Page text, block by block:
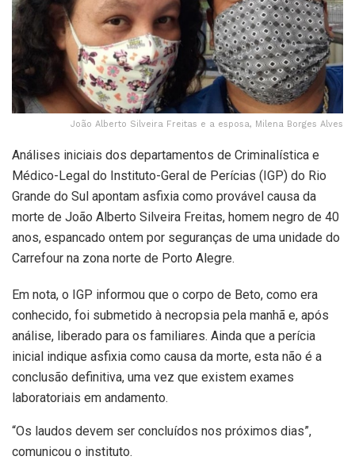
João Alberto Silveira Freitas e a esposa, Milena Borges Alves
Análises iniciais dos departamentos de Criminalística e
Médico-Legal do Instituto-Geral de Perícias (IGP) do Rio
Grande do Sul apontam asfixia como provável causa da
morte de João Alberto Silveira Freitas, homem negro de 40
anos, espancado ontem por seguranças de uma unidade do
Carrefour na zona norte de Porto Alegre.
Em nota, o IGP informou que o corpo de Beto, como era
conhecido, foi submetido à necropsia pela manhã e, após
análise, liberado para os familiares. Ainda que a perícia
inicial indique asfixia como causa da morte, esta não é a
conclusão definitiva, uma vez que existem exames
laboratoriais em andamento.
“Os laudos devem ser concluídos nos próximos dias”,
comunicou o instituto.